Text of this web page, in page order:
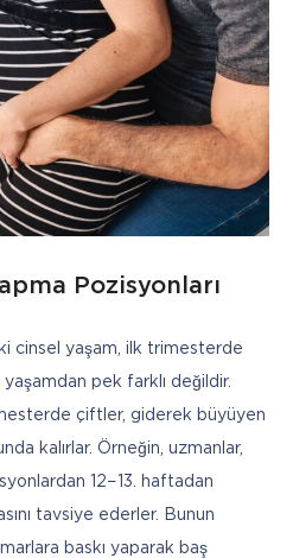
Pozisyonları
cinsel yaşam, ilk trimesterde
pek farklı değildir.
çiftler, giderek büyüyen
kalırlar. Örneğin, uzmanlar,
12−13. haftadan
tavsiye ederler. Bunun
baskı yaparak baş